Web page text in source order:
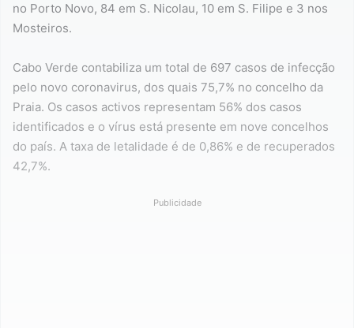
no Porto Novo, 84 em S. Nicolau, 10 em S. Filipe e 3 nos
Mosteiros.
Cabo Verde contabiliza um total de 697 casos de infecção
pelo novo coronavirus, dos quais 75,7% no concelho da
Praia. Os casos activos representam 56% dos casos
identificados e o vírus está presente em nove concelhos
do país. A taxa de letalidade é de 0,86% e de recuperados
42,7%.
Publicidade